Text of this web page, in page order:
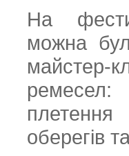
На
можна
ремесел:
плетення
оберегів